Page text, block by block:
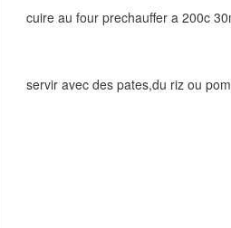
cuire au four prechauffer a 200c
servir avec des pates,du riz ou